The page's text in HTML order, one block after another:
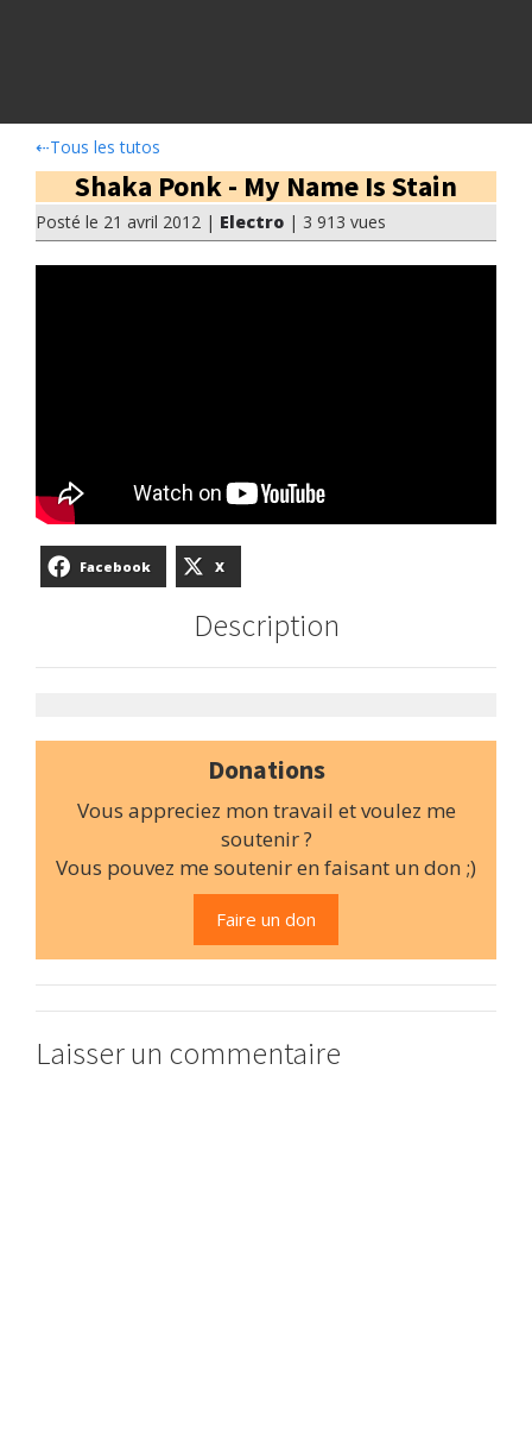
⇠Tous les tutos
Shaka Ponk - My Name Is Stain
Posté le 21 avril 2012 | Electro | 3 913 vues
Facebook X
Description
Donations
Vous appreciez mon travail et voulez me
soutenir ?
Vous pouvez me soutenir en faisant un don ;)
Faire un don
Laisser un commentaire